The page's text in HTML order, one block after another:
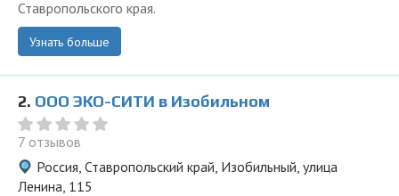
Ставропольского края.
Узнать больше
2. ООО ЭКО-СИТИ в Изобильном
7 отзывов
Россия, Ставропольский край, Изобильный, улица
Ленина, 115